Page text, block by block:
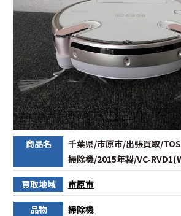
商品名
千葉県/市原市/出張買取/
掃除機/2015年製/VC-
買取地域 市原市
品物 掃除機